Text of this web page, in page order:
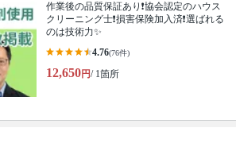
作業後の品質保証あり❗️協会認定のハウス
クリーニング士❗️損害保険加入済❗️選ばれる
のは技術力✨
4.76(76件)
12,650円/ 1箇所